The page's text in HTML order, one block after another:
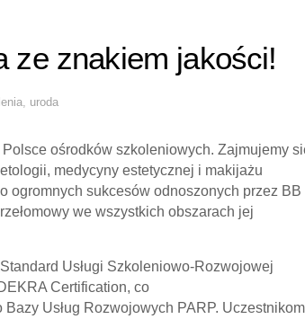
ze znakiem jakości!
uroda
ośrodków szkoleniowych. Zajmujemy
medycyny estetycznej i makijażu
ogromnych sukcesów odnoszonych przez BB
we wszystkich obszarach jej
Usługi Szkoleniowo-Rozwojowej
Certification, co
Usług Rozwojowych PARP.